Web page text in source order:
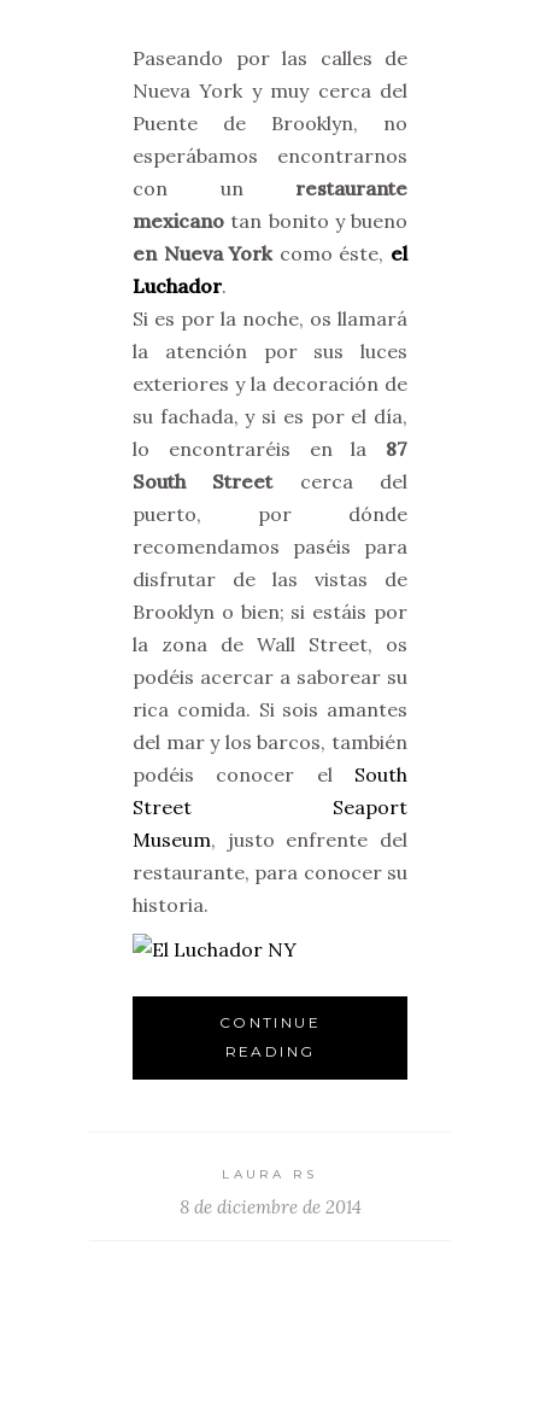
Paseando por las calles de
Nueva York y muy cerca del
Puente de Brooklyn, no
esperábamos encontrarnos
con un restaurante
mexicano tan bonito y bueno
en Nueva York como éste, el
Luchador.
Si es por la noche, os llamará
la atención por sus luces
exteriores y la decoración de
su fachada, y si es por el día,
lo encontraréis en la 87
South Streetcerca del
puerto, por dónde
recomendamos paséis para
disfrutar de las vistas de
Brooklyn o bien; si estáis por
la zona de Wall Street, os
podéis acercar a saborear su
rica comida. Si sois amantes
del mar y los barcos, también
podéis conocer el South
Street Seaport
Museum, justo enfrente del
restaurante, para conocer su
historia.
CONTINUE
READING
LAURA RS
8 de diciembre de 2014